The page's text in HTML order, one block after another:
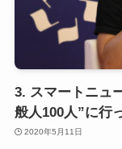
3. スマートニュ
般人100人”に行
2020年5月11日